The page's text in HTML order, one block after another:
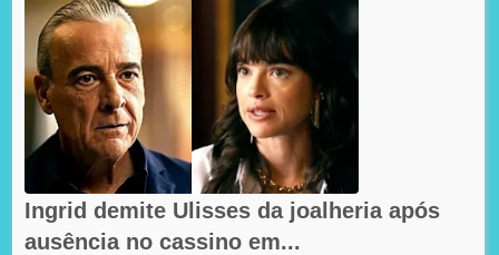
Ingrid demite Ulisses da joalheria após
ausência no cassino em...